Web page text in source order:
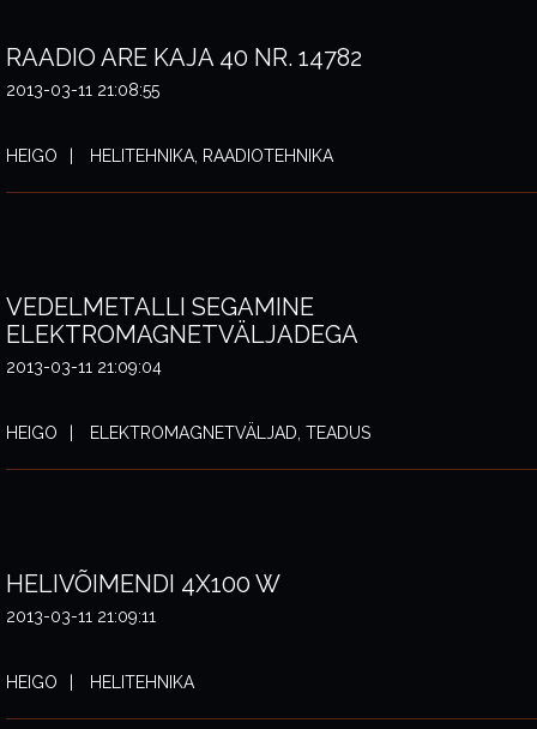
RAADIO ARE KAJA 40 NR. 14782
2013-03-11 21:08:55
HEIGO HELITEHNIKA, RAADIOTEHNIKA
VEDELMETALLI SEGAMINE
ELEKTROMAGNETVÄLJADEGA
2013-03-11 21:09:04
HEIGO ELEKTROMAGNETVÄLJAD, TEADUS
HELIVÕIMENDI 4X100 W
2013-03-11 21:09:11
HEIGO HELITEHNIKA